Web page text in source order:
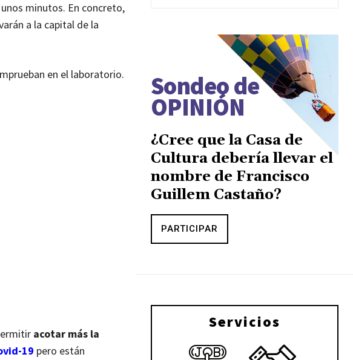
minutos. En concreto,
a la capital de la
en el laboratorio.
acotar más la
19 pero están
Sondeo de
OPINIÓN
¿Cree que la Casa de
Cultura debería llevar el
nombre de Francisco
Guillem Castaño?
PARTICIPAR
Servicios